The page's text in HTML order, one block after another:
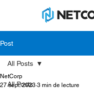
Post
All Posts
All Posts
NetCorp
27 sept. 2023 3 min de lecture